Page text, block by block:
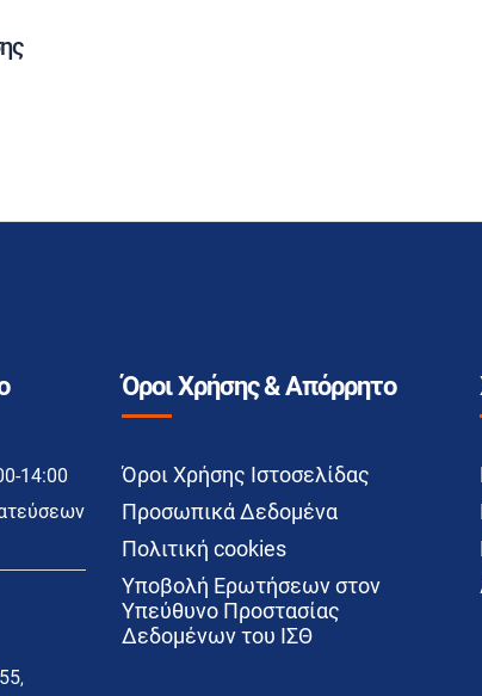
14:00
,
Όροι Χρήσης & Απόρρητο
Όροι Χρήσης Ιστοσελίδας
Προσωπικά Δεδομένα
Πολιτική cookies
Υποβολή Ερωτήσεων στον
Υπεύθυνο Προστασίας
Δεδομένων του ΙΣΘ